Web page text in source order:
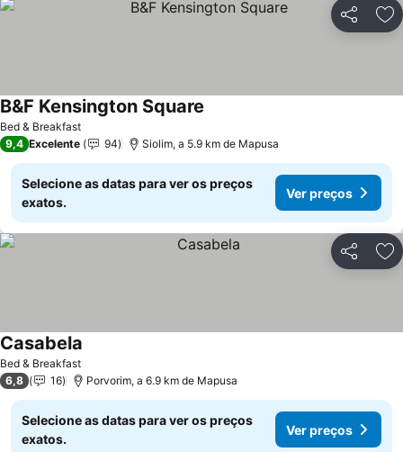
Partilhar
Bed & Breakfast
B&F Kensington Square
9,4 Excelente 94 Siolim, a 5.9 km de Mapusa
Selecione as datas para ver os preços
exatos.
Ver preços
Partilhar
Bed & Breakfast
Casabela
6,8 16 Porvorim, a 6.9 km de Mapusa
Selecione as datas para ver os preços
exatos.
Ver preços